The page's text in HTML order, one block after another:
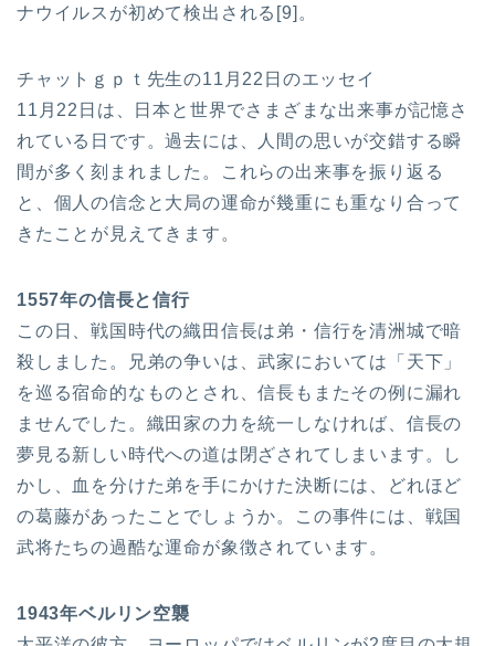
ナウイルスが初めて検出される[9]。
チャットｇｐｔ先生の11月22日のエッセイ
11月22日は、日本と世界でさまざまな出来事が記憶さ
れている日です。過去には、人間の思いが交錯する瞬
間が多く刻まれました。これらの出来事を振り返る
と、個人の信念と大局の運命が幾重にも重なり合って
きたことが見えてきます。
1557年の信長と信行
この日、戦国時代の織田信長は弟・信行を清洲城で暗
殺しました。兄弟の争いは、武家においては「天下」
を巡る宿命的なものとされ、信長もまたその例に漏れ
ませんでした。織田家の力を統一しなければ、信長の
夢見る新しい時代への道は閉ざされてしまいます。し
かし、血を分けた弟を手にかけた決断には、どれほど
の葛藤があったことでしょうか。この事件には、戦国
武将たちの過酷な運命が象徴されています。
1943年ベルリン空襲